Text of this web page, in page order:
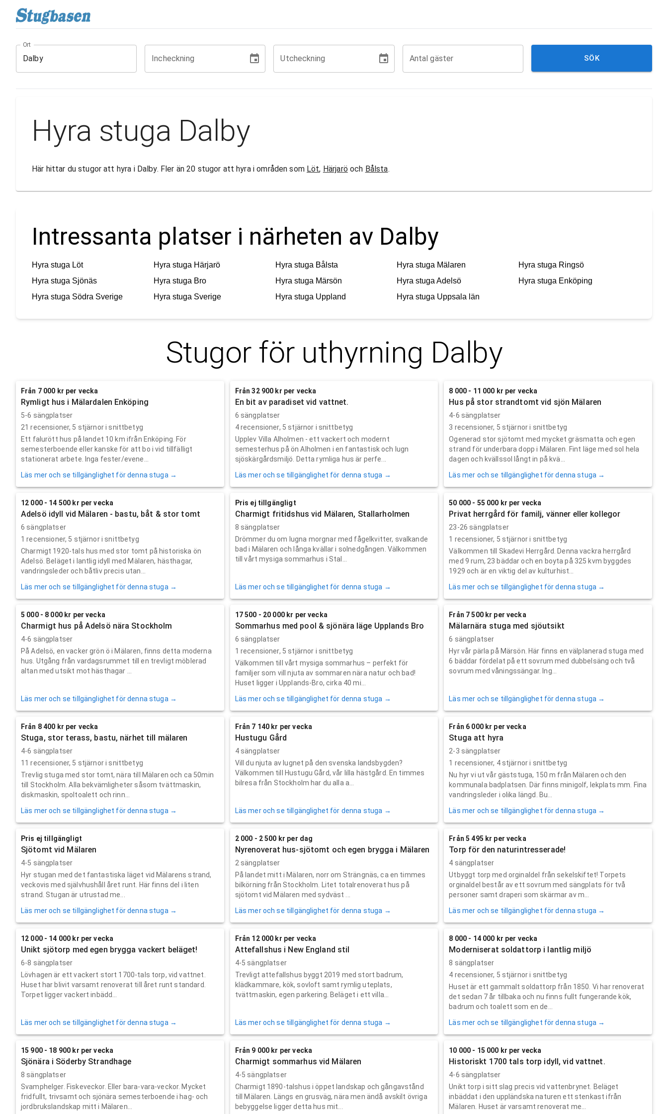
Ort
Incheckning Utcheckning Antal gäster SÖK
Hyra stuga Dalby
Här hittar du stugor att hyra i Dalby. Fler än 20 stugor att hyra i områden som Löt, Härjarö och Bålsta.
Intressanta platser i närheten av Dalby
Hyra stuga Löt Hyra stuga Härjarö Hyra stuga Bålsta Hyra stuga Mälaren Hyra stuga Ringsö
Hyra stuga Sjönäs Hyra stuga Bro Hyra stuga Märsön Hyra stuga Adelsö Hyra stuga Enköping
Hyra stuga Södra Sverige Hyra stuga Sverige Hyra stuga Uppland Hyra stuga Uppsala län
Stugor för uthyrning Dalby
Från 7 000 kr per vecka
Rymligt hus i Mälardalen Enköping
5-6 sängplatser
21 recensioner, 5 stjärnor i snittbetyg
Ett falurött hus på landet 10 km ifrån Enköping. För
semesterboende eller kanske för att bo i vid tillfälligt
stationerat arbete. Inga fester/evene...
Läs mer och se tillgänglighet för denna stuga →
Från 32 900 kr per vecka
En bit av paradiset vid vattnet.
6 sängplatser
4recensioner, 5 stjärnor i snittbetyg
Upplev Villa Alholmen - ett vackert och modernt
semesterhus på ön Alholmen i en fantastisk och lugn
sjöskärgårdsmiljö. Detta rymliga hus är perfe...
Läs mer och se tillgänglighet för denna stuga →
8 000 - 11 000 kr per vecka
Hus på stor strandtomt vid sjön Mälaren
4-6 sängplatser
3 recensioner, 5 stjärnor i snittbetyg
Ogenerad stor sjötomt med mycket gräsmatta och egen
strand för underbara dopp i Mälaren. Fint läge med sol hela
dagen och kvällssol långt in på kvä...
Läs mer och se tillgänglighet för denna stuga →
12 000 - 14 500 kr per vecka
Adelsö idyll vid Mälaren - bastu, båt & stor tomt
6 sängplatser
1 recensioner, 5 stjärnor i snittbetyg
Charmigt 1920‑tals hus med stor tomt på historiska ön
Adelsö. Beläget i lantlig idyll med Mälaren, hästhagar,
vandringsleder och båtliv precis utan...
Läs mer och se tillgänglighet för denna stuga →
Pris ej tillgängligt
Charmigt fritidshus vid Mälaren, Stallarholmen
8 sängplatser
Drömmer du om lugna morgnar med fågelkvitter, svalkande
bad i Mälaren och långa kvällar i solnedgången. Välkommen
till vårt mysiga sommarhus i Stal...
Läs mer och se tillgänglighet för denna stuga →
50 000 - 55 000 kr per vecka
Privat herrgård för familj, vänner eller kollegor
23-26 sängplatser
1 recensioner, 5 stjärnor i snittbetyg
Välkommen till Skadevi Herrgård. Denna vackra herrgård
med 9 rum, 23 bäddar och en boyta på 325 kvm byggdes
1929 och är en viktig del av kulturhist...
Läs mer och se tillgänglighet för denna stuga →
5 000 - 8 000 kr per vecka
Charmigt hus på Adelsö nära Stockholm
4-6 sängplatser
På Adelsö, en vacker grön ö i Mälaren, finns detta moderna
hus. Utgång från vardagsrummet till en trevligt möblerad
altan med utsikt mot hästhagar ...
Läs mer och se tillgänglighet för denna stuga →
17 500 - 20 000 kr per vecka
Sommarhus med pool & sjönära läge Upplands Bro
6 sängplatser
1 recensioner, 5 stjärnor i snittbetyg
Välkommen till vårt mysiga sommarhus – perfekt för
familjer som vill njuta av sommaren nära natur och bad!
Huset ligger i Upplands-Bro, cirka 40 mi...
Läs mer och se tillgänglighet för denna stuga →
Från 7 500 kr per vecka
Mälarnära stuga med sjöutsikt
6 sängplatser
Hyr vår pärla på Märsön. Här finns en välplanerad stuga med
6 bäddar fördelat på ett sovrum med dubbelsäng och två
sovrum med våningssängar. Ing...
Läs mer och se tillgänglighet för denna stuga →
Från 8 400 kr per vecka
Stuga, stor terass, bastu, närhet till mälaren
4-6 sängplatser
11 recensioner, 5 stjärnor i snittbetyg
Trevlig stuga med stor tomt, nära till Mälaren och ca 50min
till Stockholm. Alla bekvämligheter såsom tvättmaskin,
diskmaskin, spoltoalett och rinn...
Läs mer och se tillgänglighet för denna stuga →
Från 7 140 kr per vecka
Hustugu Gård
4 sängplatser
Vill du njuta av lugnet på den svenska landsbygden?
Välkommen till Hustugu Gård, vår lilla hästgård. En timmes
bilresa från Stockholm har du alla a...
Läs mer och se tillgänglighet för denna stuga →
Från 6 000 kr per vecka
Stuga att hyra
2-3 sängplatser
1 recensioner, 4stjärnor i snittbetyg
Nu hyr vi ut vår gäststuga, 150 m från Mälaren och den
kommunala badplatsen. Där finns minigolf, lekplats mm. Fina
vandringsleder i olika längd. Bu...
Läs mer och se tillgänglighet för denna stuga →
Pris ej tillgängligt
Sjötomt vid Mälaren
4-5 sängplatser
Hyr stugan med det fantastiska läget vid Mälarens strand,
veckovis med självhushåll året runt. Här finns del i liten
strand. Stugan är utrustad me...
Läs mer och se tillgänglighet för denna stuga →
2 000 - 2 500 kr per dag
Nyrenoverat hus-sjötomt och egen brygga i Mälaren
2 sängplatser
På landet mitt i Mälaren, norr om Strängnäs, ca en timmes
bilkörning från Stockholm. Litet totalrenoverat hus på
sjötomt vid Mälaren med sydväst ...
Läs mer och se tillgänglighet för denna stuga →
Från 5 495 kr per vecka
Torp för den naturintresserade!
4 sängplatser
Utbyggt torp med orginaldel från sekelskiftet! Torpets
orginaldel består av ett sovrum med sängplats för två
personer samt draperi som skärmar av m...
Läs mer och se tillgänglighet för denna stuga →
12 000 - 14 000 kr per vecka
Unikt sjötorp med egen brygga vackert beläget!
6-8 sängplatser
Lövhagen är ett vackert stort 1700-tals torp, vid vattnet.
Huset har blivit varsamt renoverat till året runt standard.
Torpet ligger vackert inbädd...
Läs mer och se tillgänglighet för denna stuga →
Från 12 000 kr per vecka
Attefallshus i New England stil
4-5 sängplatser
Trevligt attefallshus byggt 2019 med stort badrum,
klädkammare, kök, sovloft samt rymlig uteplats,
tvättmaskin, egen parkering. Beläget i ett villa...
Läs mer och se tillgänglighet för denna stuga →
8 000 - 14 000 kr per vecka
Moderniserat soldattorp i lantlig miljö
8 sängplatser
4 recensioner, 5 stjärnor i snittbetyg
Huset är ett gammalt soldattorp från 1850. Vi har renoverat
det sedan 7 år tillbaka och nu finns fullt fungerande kök,
badrum och toalett som en de...
Läs mer och se tillgänglighet för denna stuga →
15 900 - 18 900 kr per vecka
Sjönära i Söderby Strandhage
8 sängplatser
Svamphelger. Fiskeveckor. Eller bara-vara-veckor. Mycket
fridfullt, trivsamt och sjönära semesterboende i hag- och
jordbrukslandskap mitt i Mälaren...
Från 9 000 kr per vecka
Charmigt sommarhus vid Mälaren
4-5 sängplatser
Charmigt 1890-talshus i öppet landskap och gångavstånd
till Mälaren. Längs en grusväg, nära men ändå avskilt övriga
bebyggelse ligger detta hus mit...
10 000 - 15 000 kr per vecka
Historiskt 1700 tals torp idyll, vid vattnet.
4-6 sängplatser
Unikt torp i sitt slag precis vid vattenbrynet. Beläget
inbäddat i den uppländska naturen ett stenkast ifrån
Mälaren. Huset är varsamt renoverat me...